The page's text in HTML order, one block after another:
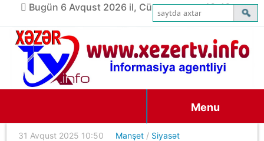
Bugün 6 Avqust 2026 il, Cümə axşamı, 13:46
Menu
31 Avqust 2025 10:50 Manşet / Siyasət